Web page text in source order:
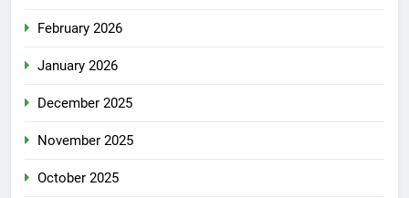
February 2026
January 2026
December 2025
November 2025
October 2025